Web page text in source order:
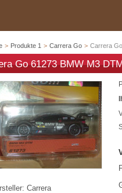
> Produkte 1 > Carrera Go > Carrera
Go 61273 BMW M3
Carrera